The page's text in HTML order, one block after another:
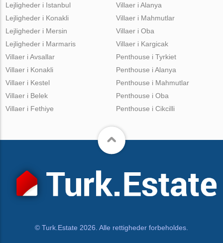
Lejligheder i Istanbul
Lejligheder i Konakli
Lejligheder i Mersin
Lejligheder i Marmaris
Villaer i Alanya
Villaer i Mahmutlar
Villaer i Oba
Villaer i Kargicak
Villaer i Avsallar
Villaer i Konakli
Villaer i Kestel
Villaer i Belek
Villaer i Fethiye
Penthouse i Tyrkiet
Penthouse i Alanya
Penthouse i Mahmutlar
Penthouse i Oba
Penthouse i Cikcilli
© Turk.Estate 2026. Alle rettigheder forbeholdes.